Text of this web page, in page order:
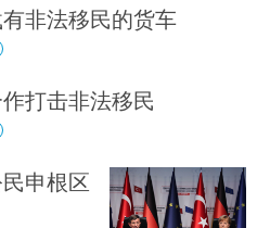
非法移民的货车
打击非法移民
申根区